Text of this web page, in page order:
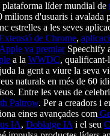
plataforma líder mundial de
milions d'usuaris i avalada
estrelles a les seves
de Chrome,
Apple va premiarSpeechify
a la WWDC, qualificant-
la gent a viure la seva
naturals en més de 60
Entre les veus de
Paltrow. Per a creadors i
eines avançades com
IA, Doblatge IA i el seu